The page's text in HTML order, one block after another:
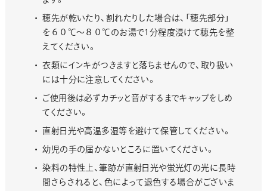
穂先が乾いたり、割れたりした場合は、「穂先部分」
を６０℃～８０℃のお湯で1分程度浸けて穂先を整
えてください。
衣類にインキがつきますと落ちませんので、取り扱い
には十分に注意してください。
ご使用後は必ずカチッと音がするまでキャップをしめ
てください。
直射日光や高温多湿等を避けて保管してください。
幼児の手の届かないところに置いてください。
染料の特性上、筆跡が直射日光や蛍光灯の光に長時
間さらされると、色によって退色する場合がございま